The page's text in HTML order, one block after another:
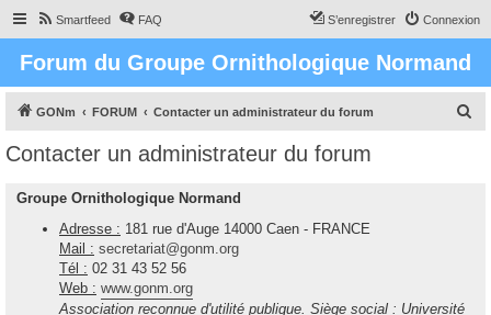
Smartfeed FAQ Connexion
S’enregistrer
Forum du Groupe Ornithologique Normand
GONm FORUM Contacter un administrateur du forum
Contacter un administrateur du forum
Groupe Ornithologique Normand
Adresse : 181 rue d'Auge 14000 Caen - FRANCE
Mail : secretariat@gonm.org
Tél : 02 31 43 52 56
Web : www.gonm.org
Association reconnue d'utilité publique. Siège social : Université